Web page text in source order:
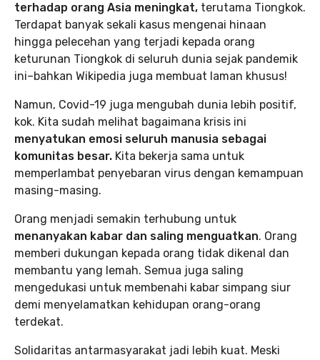
terhadap orang Asia meningkat, terutama Tiongkok.
Terdapat banyak sekali kasus mengenai hinaan
hingga pelecehan yang terjadi kepada orang
keturunan Tiongkok di seluruh dunia sejak pandemik
ini–bahkan Wikipedia juga membuat laman khusus!
Namun, Covid-19 juga mengubah dunia lebih positif,
kok. Kita sudah melihat bagaimana krisis ini
menyatukan emosi seluruh manusia sebagai
komunitas besar. Kita bekerja sama untuk
memperlambat penyebaran virus dengan kemampuan
masing-masing.
Orang menjadi semakin terhubung untuk
menanyakan kabar dan saling menguatkan. Orang
memberi dukungan kepada orang tidak dikenal dan
membantu yang lemah. Semua juga saling
mengedukasi untuk membenahi kabar simpang siur
demi menyelamatkan kehidupan orang-orang
terdekat.
Solidaritas antarmasyarakat jadi lebih kuat. Meski